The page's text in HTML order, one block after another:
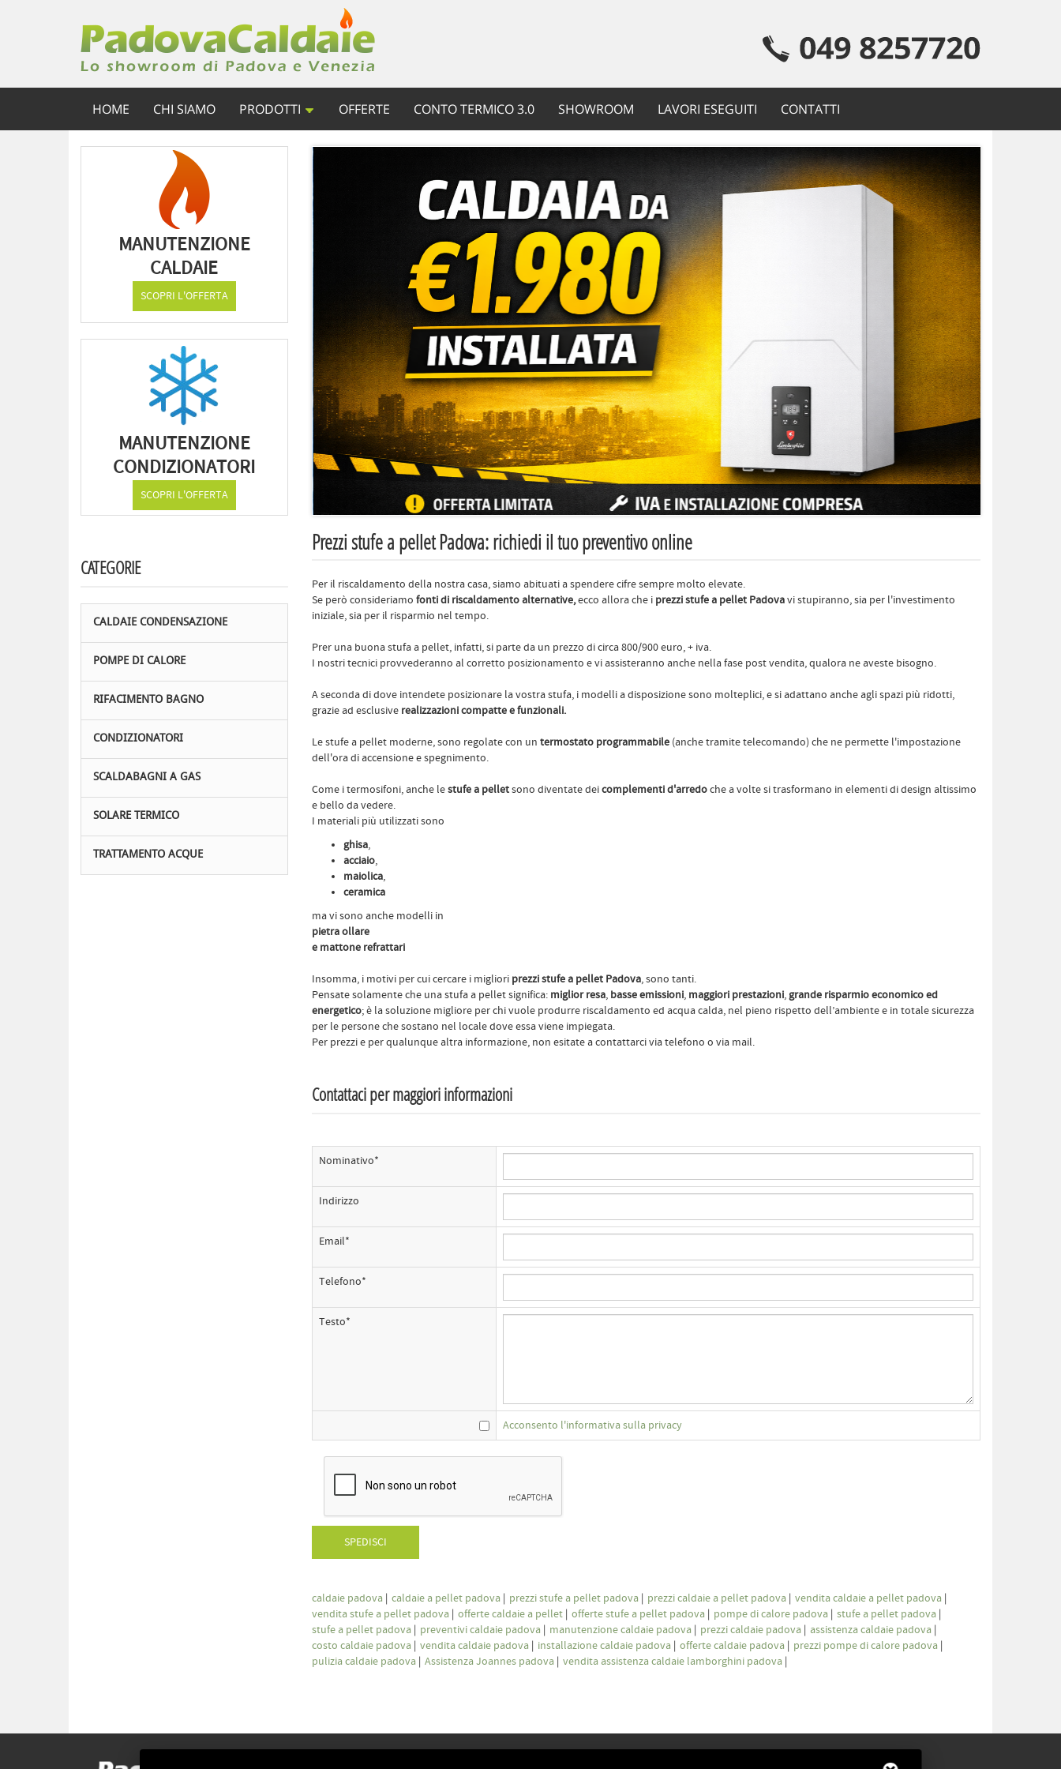
HOME CHI SIAMO PRODOTTI OFFERTE CONTO TERMICO 3.0 SHOWROOM LAVORI ESEGUITI CONTATTI
Prezzi stufe a pellet Padova: richiedi il tuo preventivo online
Per il riscaldamento della nostra casa, siamo abituati a spendere cifre sempre molto elevate.
Se però consideriamo fonti di riscaldamento alternative,ecco allora che i prezzi stufe a pellet Padovavi stupiranno, sia per l'investimento
iniziale, sia per il risparmio nel tempo.
Prer una buona stufa a pellet, infatti, si parte da un prezzo di circa 800/900 euro, + iva.
I nostri tecnici provvederanno al corretto posizionamento e vi assisteranno anche nella fase post vendita, qualora ne aveste bisogno.
A seconda di dove intendete posizionare la vostra stufa, i modelli a disposizione sono molteplici, e si adattano anche agli spazi più ridotti,
grazie ad esclusive realizzazioni compatte e funzionali.
Le stufe a pellet moderne, sono regolate con un termostato programmabile (anche tramite telecomando) che ne permette l'impostazione
dell'ora di accensione e spegnimento.
Come i termosifoni, anche lestufe a pelletsono diventate deicomplementi d'arredoche a volte si trasformano in elementi di design altissimo
e bello da vedere.
I materiali più utilizzati sono
ghisa,
acciaio,
maiolica,
ceramica
ma vi sono anche modelli in
pietra ollare
e mattone refrattari
Insomma, i motivi per cui cercare i migliori prezzi stufe a pellet Padova, sono tanti.
Pensate solamente che una stufa a pellet significa: miglior resa, basse emissioni, maggiori prestazioni,grande risparmio economico ed
energetico; è la soluzione migliore per chi vuole produrre riscaldamento ed acqua calda, nel pieno rispetto dell’ambientee in totale sicurezza
per le persone che sostano nel locale dove essa viene impiegata.
Per prezzi e per qualunque altra informazione, non esitate a contattarci via telefono o via mail.
Contattaci per maggiori informazioni
Nominativo*
Indirizzo
Email*
Telefono*
Testo*
Acconsento l'informativa sulla privacy
SPEDISCI
caldaie padova | caldaie a pellet padova | prezzi stufe a pellet padova | prezzi caldaie a pellet padova | vendita caldaie a pellet padova |
vendita stufe a pellet padova | offerte caldaie a pellet| offerte stufe a pellet padova | pompe di calore padova | stufe a pellet padova |
stufe a pellet padova | preventivi caldaie padova | manutenzione caldaie padova | prezzi caldaie padova | assistenza caldaie padova |
costo caldaie padova | vendita caldaie padova | installazione caldaie padova | offerte caldaie padova | prezzi pompe di calore padova |
pulizia caldaie padova | Assistenza Joannes padova | vendita assistenza caldaie lamborghini padova |
MANUTENZIONE
CALDAIE
SCOPRI L'OFFERTA
MANUTENZIONE
CONDIZIONATORI
SCOPRI L'OFFERTA
CATEGORIE
CALDAIE CONDENSAZIONE
POMPE DI CALORE
RIFACIMENTO BAGNO
CONDIZIONATORI
SCALDABAGNI A GAS
SOLARE TERMICO
TRATTAMENTO ACQUE